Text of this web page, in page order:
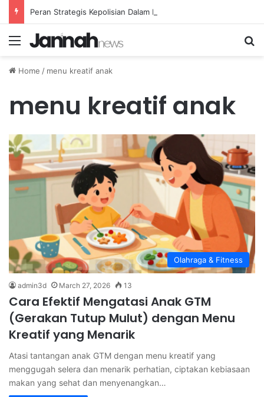
Menu
Home / menu kreatif anak
menu kreatif anak
Olahraga & Fitness
admin3d March 27, 2026 13
Cara Efektif Mengatasi Anak GTM
(Gerakan Tutup Mulut) dengan Menu
Kreatif yang Menarik
Atasi tantangan anak GTM dengan menu kreatif yang
menggugah selera dan menarik perhatian, ciptakan kebiasaan
makan yang sehat dan menyenangkan…